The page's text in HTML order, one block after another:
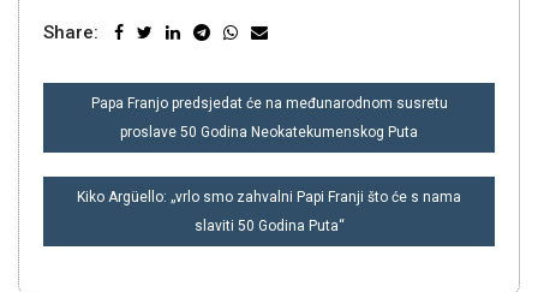
Share:
NAVIGACIJA
OBJAVA
Papa Franjo predsjedat će na međunarodnom susretu
proslave 50 Godina Neokatekumenskog Puta
Kiko Argüello: „vrlo smo zahvalni Papi Franji što će s nama
slaviti 50 Godina Puta“